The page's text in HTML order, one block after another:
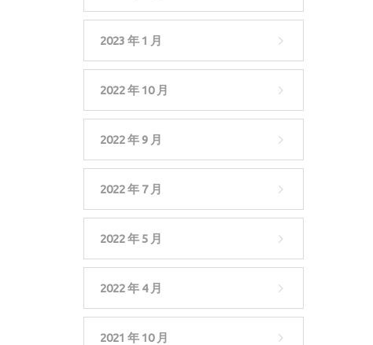
2023 年 1 月
2022 年 10 月
2022 年 9 月
2022 年 7 月
2022 年 5 月
2022 年 4 月
2021 年 10 月